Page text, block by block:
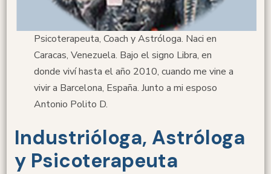
Psicoterapeuta, Coach y Astróloga. Naci en
Caracas, Venezuela. Bajo el signo Libra, en
donde viví hasta el año 2010, cuando me vine a
vivir a Barcelona, España. Junto a mi esposo
Antonio Polito D.
Industrióloga, Astróloga
y Psicoterapeuta